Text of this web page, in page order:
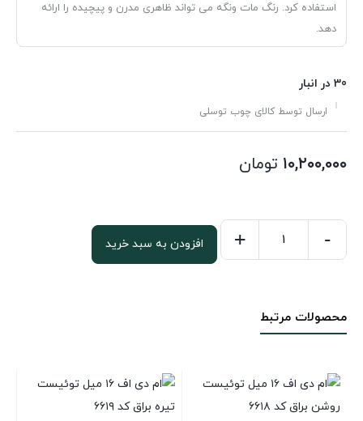
استفاده کرد. رنگ مات ونگه می تواند ظاهری مدرن و پیچیده را ارائه
دهد.
30 در انبار
ارسال توسط کالای چوب توسلی
۱۰,۲۰۰,۰۰۰ تومان
16
مات
کد
-
+ افزودن به سبد خرید
محصولات مرتبط